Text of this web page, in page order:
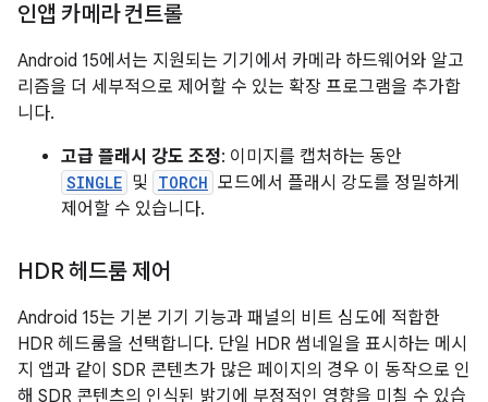
인앱 카메라 컨트롤
Android 15에서는 지원되는 기기에서 카메라 하드웨어와 알고
리즘을 더 세부적으로 제어할 수 있는 확장 프로그램을 추가합
니다.
고급 플래시 강도 조정: 이미지를 캡처하는 동안
SINGLE 및 TORCH 모드에서 플래시 강도를 정밀하게
제어할 수 있습니다.
HDR 헤드룸 제어
Android 15는 기본 기기 기능과 패널의 비트 심도에 적합한
HDR 헤드룸을 선택합니다. 단일 HDR 썸네일을 표시하는 메시
지 앱과 같이 SDR 콘텐츠가 많은 페이지의 경우 이 동작으로 인
해 SDR 콘텐츠의 인식된 밝기에 부정적인 영향을 미칠 수 있습